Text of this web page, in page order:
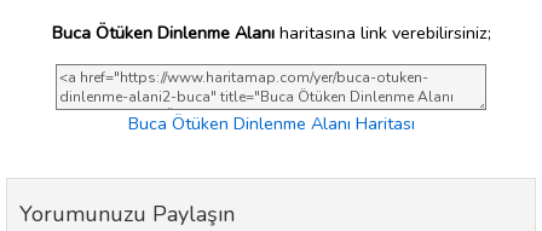
Buca Ötüken Dinlenme Alanıharitasına link verebilirsiniz;
Buca Ötüken Dinlenme Alanı Haritası
Yorumunuzu Paylaşın